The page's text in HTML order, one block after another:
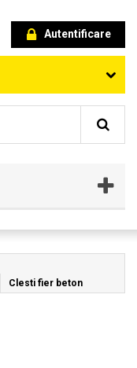
Autentificare
Clesti fier beton